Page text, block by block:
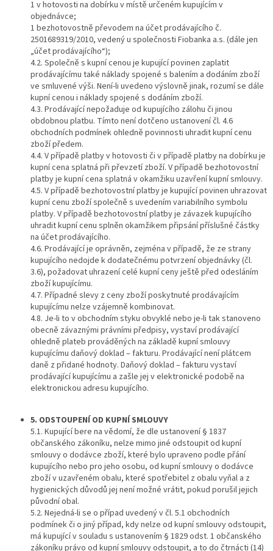
1 v hotovosti na dobírku v místě určeném kupujícím v
objednávce;
1 bezhotovostně převodem na účet prodávajícího č.
2501689319/2010, vedený u společnosti Fiobanka a.s. (dále jen
„účet prodávajícího“);
4.2. Společně s kupní cenou je kupující povinen zaplatit
prodávajícímu také náklady spojené s balením a dodáním zboží
ve smluvené výši. Není-li uvedeno výslovně jinak, rozumí se dále
kupní cenou i náklady spojené s dodáním zboží.
4.3. Prodávající nepožaduje od kupujícího zálohu či jinou
obdobnou platbu. Tímto není dotčeno ustanovení čl. 4.6
obchodních podmínek ohledně povinnosti uhradit kupní cenu
zboží předem.
4.4. V případě platby v hotovosti či v případě platby na dobírku je
kupní cena splatná při převzetí zboží. V případě bezhotovostní
platby je kupní cena splatná v okamžiku uzavření kupní smlouvy.
4.5. V případě bezhotovostní platby je kupující povinen uhrazovat
kupní cenu zboží společně s uvedením variabilního symbolu
platby. V případě bezhotovostní platby je závazek kupujícího
uhradit kupní cenu splněn okamžikem připsání příslušné částky
na účet prodávajícího.
4.6. Prodávající je oprávněn, zejména v případě, že ze strany
kupujícího nedojde k dodatečnému potvrzení objednávky (čl.
3.6), požadovat uhrazení celé kupní ceny ještě před odesláním
zboží kupujícímu.
4.7. Případné slevy z ceny zboží poskytnuté prodávajícím
kupujícímu nelze vzájemně kombinovat.
4.8. Je-li to v obchodním styku obvyklé nebo je-li tak stanoveno
obecně závaznými právními předpisy, vystaví prodávající
ohledně plateb prováděných na základě kupní smlouvy
kupujícímu daňový doklad – fakturu. Prodávající není plátcem
daně z přidané hodnoty. Daňový doklad – fakturu vystaví
prodávající kupujícímu a zašle jej v elektronické podobě na
elektronickou adresu kupujícího.
5. ODSTOUPENÍ OD KUPNÍ SMLOUVY
5.1. Kupující bere na vědomí, že dle ustanovení § 1837
občanského zákoníku, nelze mimo jiné odstoupit od kupní
smlouvy o dodávce zboží, které bylo upraveno podle přání
kupujícího nebo pro jeho osobu, od kupní smlouvy o dodávce
zboží v uzavřeném obalu, které spotřebitel z obalu vyňal a z
hygienických důvodů jej není možné vrátit, pokud porušil jejich
původní obal.
5.2. Nejedná-li se o případ uvedený v čl. 5.1 obchodních
podmínek či o jiný případ, kdy nelze od kupní smlouvy odstoupit,
má kupující v souladu s ustanovením § 1829 odst. 1 občanského
zákoníku právo od kupní smlouvy odstoupit, a to do čtrnácti (14)